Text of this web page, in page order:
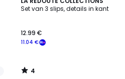
Set van 3 slips, details in kant
11.04 €
12.99 €
/
4
/